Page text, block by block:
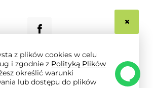
z plików cookies w celu
i zgodnie z Polityką Plików
określić warunki
lub dostępu do plików
pro.pl. Wszelkie prawa zastrzeżone.
i aplikacje ShopGadget.pl
Sklep